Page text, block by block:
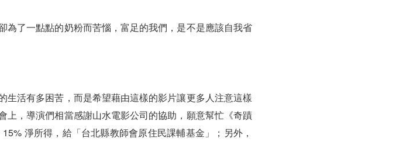
了一點點的奶粉而苦惱，富足的我們，是不是應該自我省
活有多困苦，而是希望藉由這樣的影片讓更多人注意這樣
，導演們相當感謝山水電影公司的協助，願意幫忙《奇蹟
淨所得，給「台北縣教師會原住民課輔基金」；另外，